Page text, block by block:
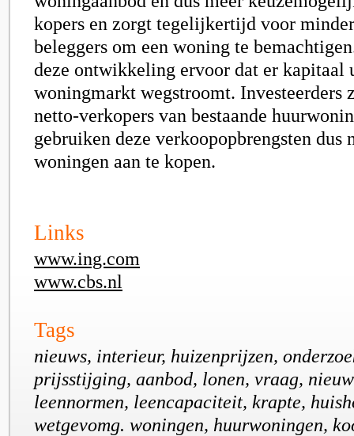
kopers en zorgt tegelijkertijd voor
beleggers om een woning te
deze ontwikkeling ervoor dat er kapitaal
woningmarkt wegstroomt. Investeerders
netto-verkopers van bestaande
gebruiken deze verkoopopbrengsten dus
woningen aan te kopen.
Links
www.ing.com
www.cbs.nl
Tags
nieuws, interieur, huizenprijzen,
prijsstijging, aanbod, lonen, vraag,
leennormen, leencapaciteit, krapte,
wetgevomg. woningen, huurwoningen,